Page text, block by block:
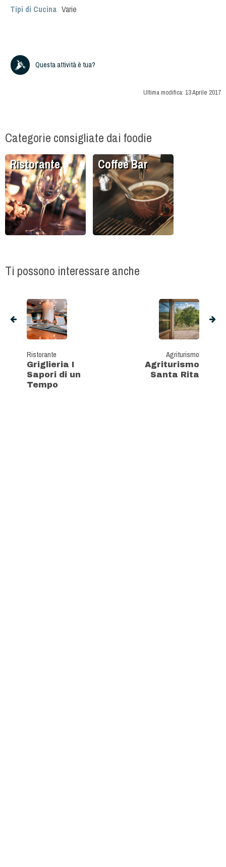
Tipi di Cucina Varie
Questa attività è tua?
Ultima modifica: 13 Aprile 2017
Categorie consigliate dai foodie
Ristorante Coffee Bar
Ti possono interessare anche
Ristorante
Griglieria I
Sapori di un
Tempo
Agriturismo
Agriturismo
Santa Rita